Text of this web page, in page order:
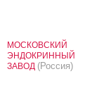
МОСКОВСКИЙ
ЭНДОКРИННЫЙ
ЗАВОД (Россия)